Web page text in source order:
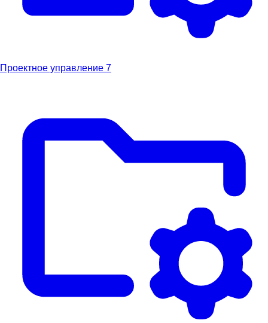
Проектное управление 7